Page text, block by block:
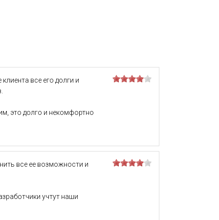
все его долги и
это долго и некомфортно
все ее возможности и
учтут наши